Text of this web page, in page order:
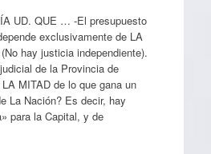
UD. QUE … -El presupuesto
exclusivamente de LA
hay justicia independiente).
de la Provincia de
MITAD de lo que gana un
La Nación? Es decir, hay
para la Capital, y de